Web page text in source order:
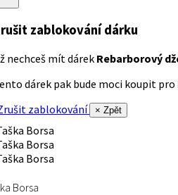
zablokování dárku
nechceš mít dárek Rebarborový
dárek pak bude moci koupit pro
zablokování
× Zpět
Borsa